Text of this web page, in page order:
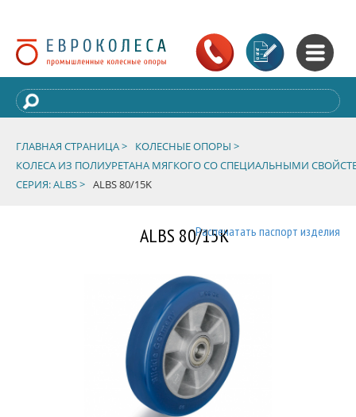
ГЛАВНАЯ СТРАНИЦА >
КОЛЕСНЫЕ ОПОРЫ >
КОЛЕСА ИЗ ПОЛИУРЕТАНА МЯГКОГО СО СПЕЦИАЛЬНЫМИ
СЕРИЯ: ALBS > ALBS 80/15K
ALBS 80/15KРаспечатать паспорт изделия